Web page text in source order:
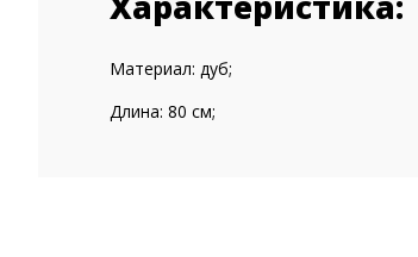
Материал: дуб;
Длина: 80 см;